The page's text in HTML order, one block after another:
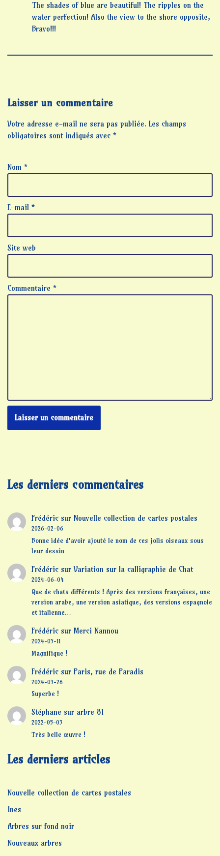
The shades of blue are beautiful! The ripples on the
water perfection! Also the view to the shore opposite,
Bravo!!!
Laisser un commentaire
Votre adresse e-mail ne sera pas publiée. Les champs
obligatoires sont indiqués avec *
Nom *
E-mail *
Site web
Commentaire *
Les derniers commentaires
Frédéricsur Nouvelle collection de cartes postales
2026-02-06
Bonne idée d'avoir ajouté le nom de ces jolis oiseaux sous
leur dessin
Frédéricsur Variation sur la calligraphie de Chat
2024-06-04
Que de chats différents ! Après des versions françaises, une
version arabe, une version asiatique, des versions espagnole
et italienne…
Frédéricsur Merci Nannou
2024-05-11
Magnifique !
Frédéricsur Paris, rue de Paradis
2024-03-26
Superbe !
Stéphane sur arbre 81
2022-05-03
Très belle œuvre !
Les derniers articles
Nouvelle collection de cartes postales
Ines
Arbres sur fond noir
Nouveaux arbres